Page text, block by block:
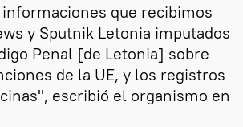
que recibimos
y Sputnik Letonia imputados
Penal [de Letonia] sobre
de la UE, y los registros
escribió el organismo en